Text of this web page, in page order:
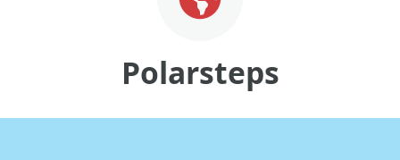
Polarsteps